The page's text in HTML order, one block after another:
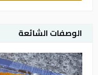
الوصفات الشائعة